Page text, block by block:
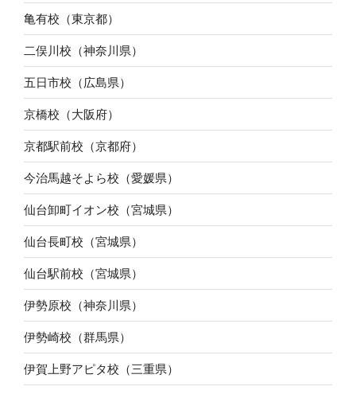
亀有校（東京都）
二俣川校（神奈川県）
五日市校（広島県）
京橋校（大阪府）
京都駅前校（京都府）
今治馬越そよら校（愛媛県）
仙台卸町イオン校（宮城県）
仙台長町校（宮城県）
仙台駅前校（宮城県）
伊勢原校（神奈川県）
伊勢崎校（群馬県）
伊賀上野アピタ校（三重県）